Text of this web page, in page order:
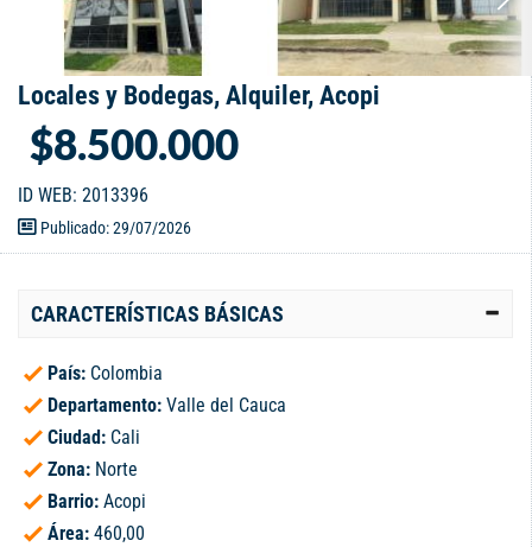
Locales y Bodegas, Alquiler, Acopi
$8.500.000
ID WEB: 2013396
Publicado: 29/07/2026
CARACTERÍSTICAS BÁSICAS
País: Colombia
Departamento: Valle del Cauca
Ciudad: Cali
Zona: Norte
Barrio: Acopi
Área: 460,00